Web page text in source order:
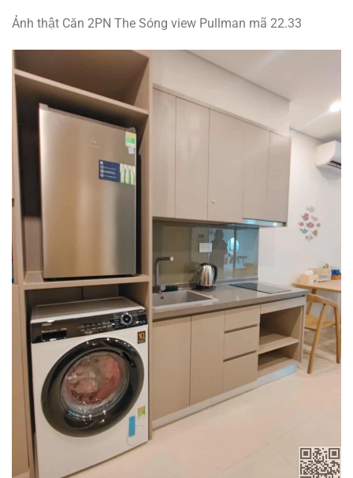
Ảnh thật Căn 2PN The Sóng view Pullman mã 22.33